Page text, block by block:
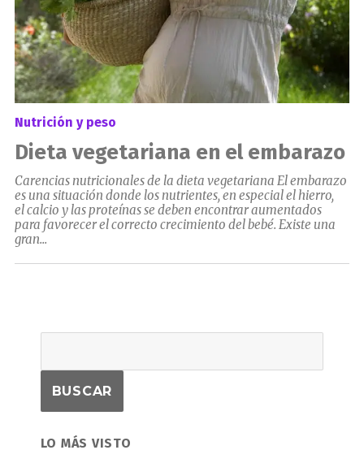
Nutrición y peso
Dieta vegetariana en el embarazo
Carencias nutricionales de la dieta vegetariana El embarazo
es una situación donde los nutrientes, en especial el hierro,
el calcio y las proteínas se deben encontrar aumentados
para favorecer el correcto crecimiento del bebé. Existe una
gran...
LO MÁS VISTO